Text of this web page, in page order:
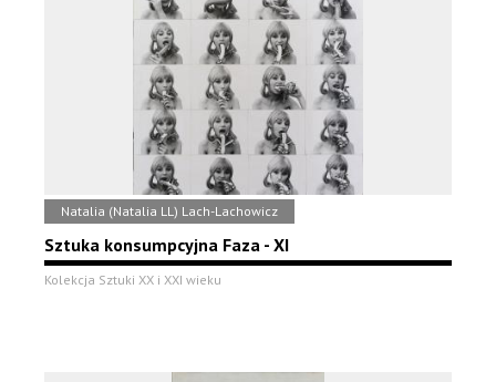
Natalia (Natalia LL) Lach-Lachowicz
Sztuka konsumpcyjna Faza - XI
Kolekcja Sztuki XX i XXI wieku